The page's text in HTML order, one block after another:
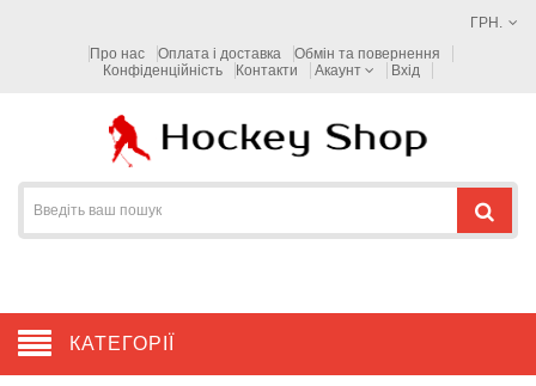
ГРН.
Про нас
Оплата і доставка
Обмін та повернення
Конфіденційність
Контакти Акаунт Вхід
КАТЕГОРІЇ